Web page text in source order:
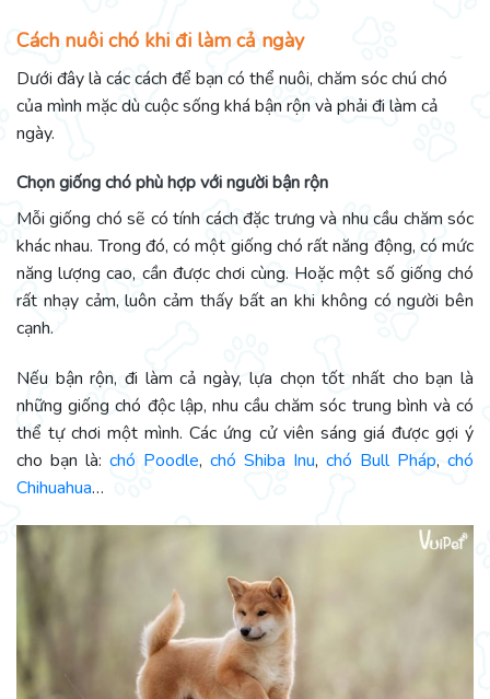
Cách nuôi chó khi đi làm cả ngày
Dưới đây là các cách để bạn có thể nuôi, chăm sóc chú chó
của mình mặc dù cuộc sống khá bận rộn và phải đi làm cả
ngày.
Chọn giống chó phù hợp với người bận rộn
Mỗi giống chó sẽ có tính cách đặc trưng và nhu cầu chăm sóc
khác nhau. Trong đó, có một giống chó rất năng động, có mức
năng lượng cao, cần được chơi cùng. Hoặc một số giống chó
rất nhạy cảm, luôn cảm thấy bất an khi không có người bên
cạnh.
Nếu bận rộn, đi làm cả ngày, lựa chọn tốt nhất cho bạn là
những giống chó độc lập, nhu cầu chăm sóc trung bình và có
thể tự chơi một mình. Các ứng cử viên sáng giá được gợi ý
cho bạn là: chó Poodle, chó Shiba Inu, chó Bull Pháp, chó
Chihuahua…